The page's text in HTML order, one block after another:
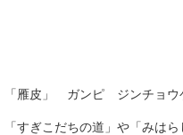
「雁皮」 ガンピ ジンチョウ
「すぎこだちの道」や「みは